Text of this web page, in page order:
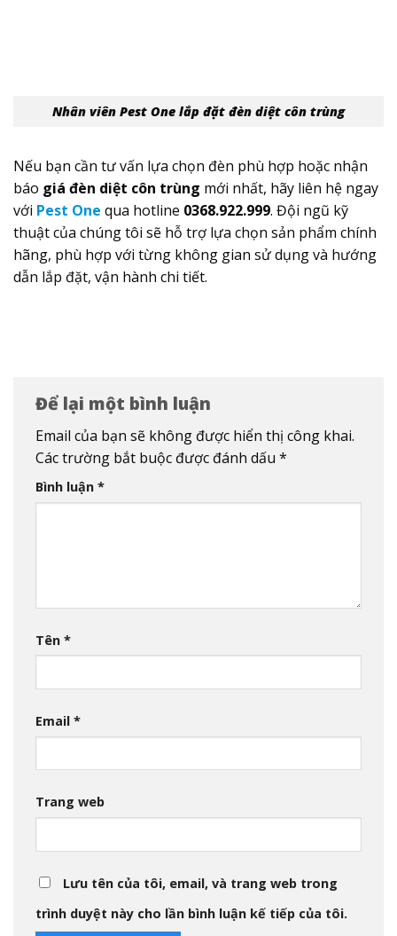
Nhân viên Pest One lắp đặt đèn diệt côn trùng
Nếu bạn cần tư vấn lựa chọn đèn phù hợp hoặc nhận
báo giá đèn diệt côn trùng mới nhất, hãy liên hệ ngay
với Pest One qua hotline 0368.922.999. Đội ngũ kỹ
thuật của chúng tôi sẽ hỗ trợ lựa chọn sản phẩm chính
hãng, phù hợp với từng không gian sử dụng và hướng
dẫn lắp đặt, vận hành chi tiết.
Để lại một bình luận
Email của bạn sẽ không được hiển thị công khai.
Các trường bắt buộc được đánh dấu *
Bình luận *
Tên *
Email *
Trang web
Lưu tên của tôi, email, và trang web trong
trình duyệt này cho lần bình luận kế tiếp của tôi.